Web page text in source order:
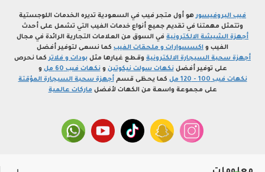
فيب البروفيسورهو أول متجر فيب في السعودية تديره الخدمات اللوجستية
وتتمثل مهمتنا في تقديم جميع أنواع خدمات الفيب التي تشمل على أحدث
أجهزة الشيشة الالكترونية في السوق من العلامات التجارية الرائدة في مجال
الفيب و اكسسوارات و ملحقات الفيب كما نسعى لتوفير أفضل
أجهزة سحبة السيجارة الالكترونية وقطع غيارها مثل بودات و فلاتركما نحرص
على توفير أفضلنكهات سولت نيكوتين ونكهات فيب 60 مل
و
نكهات فيب 100 - 120 مل
كما يحظى قسمأجهزة سحبة السيجارة المؤقتة
على مجموعة واسعة من الكهات لأفضل ماركات عالمية